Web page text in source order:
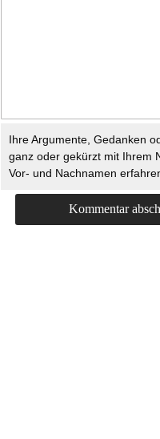
Ihre Argumente, Gedanken
ganz oder gekürzt mit Ihrem
Vor- und Nachnamen